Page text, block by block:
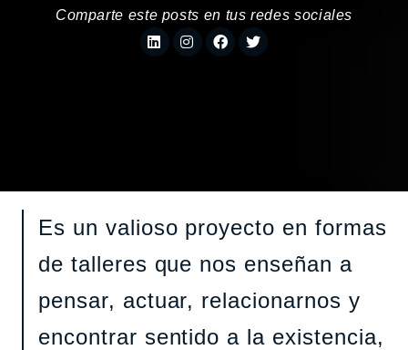
Comparte este posts en tus redes sociales
Es un valioso proyecto en formas
de talleres que nos enseñan a
pensar, actuar, relacionarnos y
encontrar sentido a la existencia,